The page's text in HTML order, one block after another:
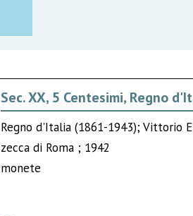
Sec. XX, 5 Centesimi, Regno
Regno d'Italia (1861-1943); Vittorio
zecca di Roma ; 1942
monete